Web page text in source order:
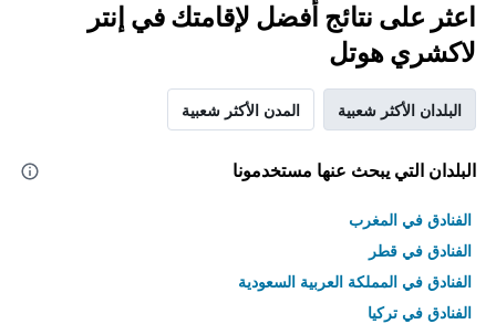
اعثر على نتائج أفضل لإقامتك في إنتر
لاكشري هوتل
البلدان الأكثر شعبية المدن الأكثر شعبية
البلدان التي يبحث عنها مستخدمونا
الفنادق في المغرب
الفنادق في قطر
الفنادق في المملكة العربية السعودية
الفنادق في تركيا